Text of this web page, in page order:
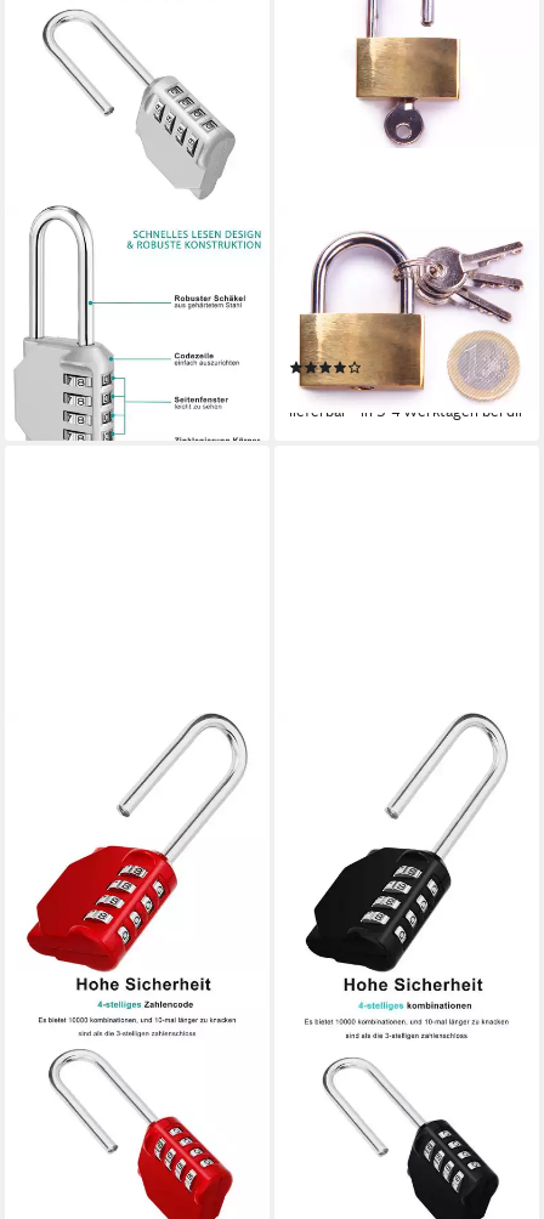
LUXUSKOLLEKTION
Vorhängeschloss Langes
stelligen Zahlen,
Wetterschutz, für Spind
27,95 €
lieferbar - in 6-7 Werktagen bei dir
ONDIS24
Vorhängeschloss Messing,
40mm Bügelschloss, mit drei
Schlüsseln, verchromte Bügel
6mm
4,99 €
lieferbar - in 3-4 Werktagen bei dir